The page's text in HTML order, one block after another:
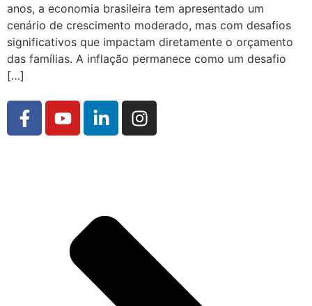
anos, a economia brasileira tem apresentado um
cenário de crescimento moderado, mas com desafios
significativos que impactam diretamente o orçamento
das famílias. A inflação permanece como um desafio
[…]